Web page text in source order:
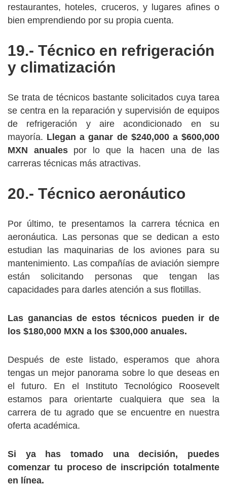
restaurantes, hoteles, cruceros, y lugares afines o
bien emprendiendo por su propia cuenta.
19.- Técnico en refrigeración
y climatización
Se trata de técnicos bastante solicitados cuya tarea
se centra en la reparación y supervisión de equipos
de refrigeración y aire acondicionado en su
mayoría. Llegan a ganar de $240,000 a $600,000
MXN anualespor lo que la hacen una de las
carreras técnicas más atractivas.
20.- Técnico aeronáutico
Por último, te presentamos la carrera técnica en
aeronáutica. Las personas que se dedican a esto
estudian las maquinarias de los aviones para su
mantenimiento. Las compañías de aviación siempre
están solicitando personas que tengan las
capacidades para darles atención a sus flotillas.
Las ganancias de estos técnicos pueden ir de
los $180,000 MXN a los $300,000 anuales.
Después de este listado, esperamos que ahora
tengas un mejor panorama sobre lo que deseas en
el futuro. En el Instituto Tecnológico Roosevelt
estamos para orientarte cualquiera que sea la
carrera de tu agrado que se encuentre en nuestra
oferta académica.
Si ya has tomado una decisión, puedes
comenzar tu proceso de inscripción totalmente
en línea.